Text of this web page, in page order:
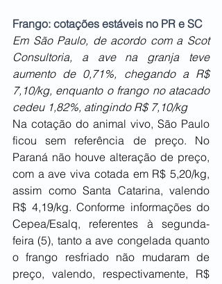
Frango: cotações estáveis no PR e SC
Em São Paulo, de acordo com a Scot
Consultoria, a ave na granja teve
aumento de 0,71%, chegando a R$
7,10/kg, enquanto o frango no atacado
cedeu 1,82%, atingindo R$ 7,10/kg
Na cotação do animal vivo, São Paulo
ficou sem referência de preço. No
Paraná não houve alteração de preço,
com a ave viva cotada em R$ 5,20/kg,
assim como Santa Catarina, valendo
R$ 4,19/kg. Conforme informações do
Cepea/Esalq, referentes à segunda-
feira (5), tanto a ave congelada quanto
o frango resfriado não mudaram de
preço, valendo, respectivamente, R$